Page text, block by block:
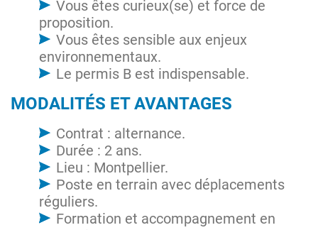
Vous êtes curieux(se) et force de
proposition.
Vous êtes sensible aux enjeux
environnementaux.
Le permis B est indispensable.
MODALITÉS ET AVANTAGES
Contrat : alternance.
Durée : 2 ans.
Lieu : Montpellier.
Poste en terrain avec déplacements
réguliers.
Formation et accompagnement en